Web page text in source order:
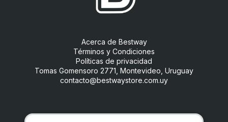
Acerca de Bestway
Términos y Condiciones
Políticas de privacidad
Tomas Gomensoro 2771, Montevideo, Uruguay
contacto@bestwaystore.com.uy